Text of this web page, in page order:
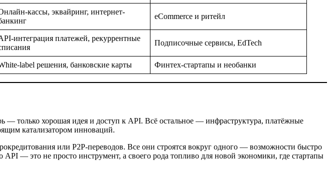
кассы, эквайринг, интернет-
eCommerce и ритейл
интеграция платежей, рекуррентные
Подписочные сервисы, EdTech
label решения, банковские карты Финтех-стартапы и необанки
— только хорошая идея и доступ к API. Всё остальное — инфраструктура, платёжные
катализатором инноваций.
или P2P-переводов. Все они строятся вокруг одного — возможности быстро
— это не просто инструмент, а своего рода топливо для новой экономики, где стартапы